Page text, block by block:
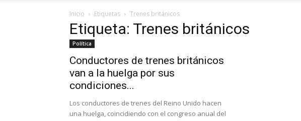
Inicio Etiquetas Trenes británicos
Etiqueta: Trenes británicos
Política
Conductores de trenes británicos
van a la huelga por sus
condiciones...
Los conductores de trenes del Reino Unido hacen
una huelga, coincidiendo con el congreso anual del